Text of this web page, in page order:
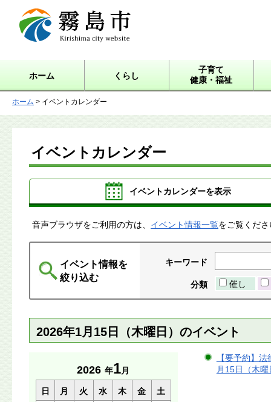
霧島市 Kirishima city
website
ホーム くらし
子育て
健康・福祉
ホーム > イベントカレンダー
イベントカレンダー
イベントカレンダーを表示
音声ブラウザをご利用の方は、 イベント情報一覧をご覧くだ
イベント情報を
絞り込む
キーワード
分類 催し
2026年1月15日（木曜日）のイベント
2026 年1月
日 月 火 水 木 金
土
【要予約】
月15日（木